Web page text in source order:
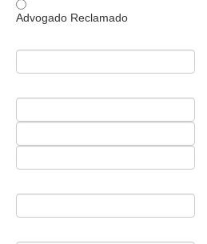
Processuais Unificadas
Comitê do Datajud
Comissão Regional de
Comitê de Atenção Integral à
Advogado Reclamado